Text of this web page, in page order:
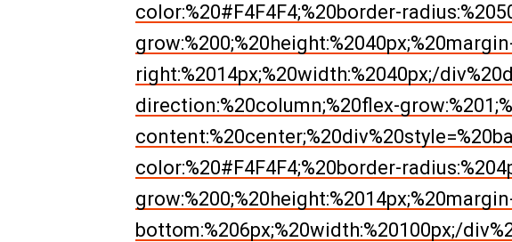
color:%20#F4F4F4;%20border-
right:%2014px;%20width:%2040px;/
direction:%20column;%20flex-
color:%20#F4F4F4;%20border-
bottom:%206px;%20width:%20100px;/